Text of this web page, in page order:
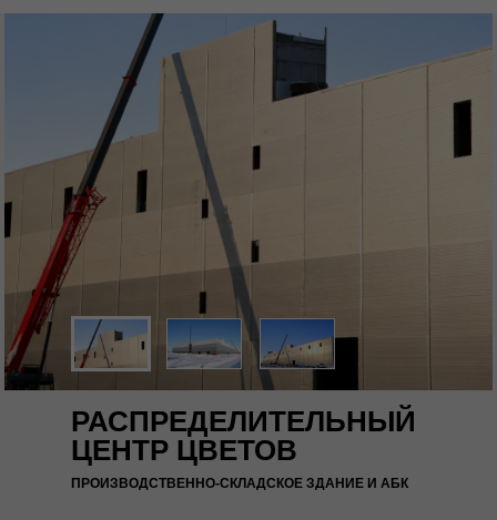
ПРОИЗВОДСТВЕННО-СКЛАДСКОЕ ЗДАНИЕ И АБК
РАСПРЕДЕЛИТЕЛЬНЫЙ
ЦЕНТР ЦВЕТОВ